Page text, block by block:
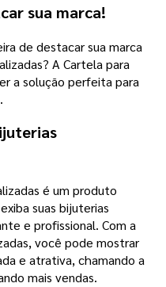
sua marca!
de destacar sua marca
A Cartela para
a solução perfeita para
é um produto
suas bijuterias
e profissional. Com a
você pode mostrar
e atrativa, chamando a
mais vendas.